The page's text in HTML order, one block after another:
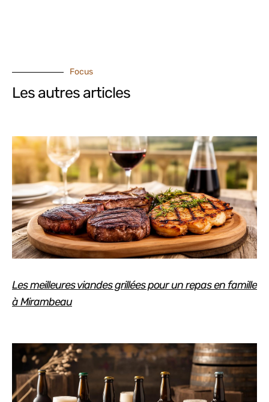
Focus
Les autres articles
Les meilleures viandes grillées pour un repas en famille
à Mirambeau